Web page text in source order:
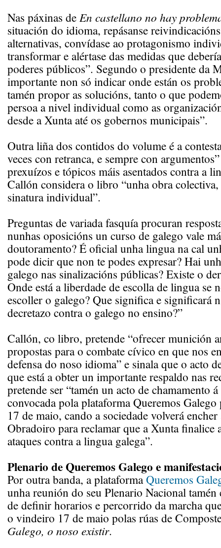
Nas páxinas de En castellano no hay
situación do idioma, repásanse
alternativas, convídase ao protagonismo
transformar e alértase das medidas que
poderes públicos”. Segundo o presidente da
importante non só indicar onde están os
tamén propor as solucións, tanto o que
persoa a nivel individual como as
desde a Xunta até os gobernos municipais”.
Outra liña dos contidos do volume é a
veces con retranca, e sempre con
prexuízos e tópicos máis asentados contra a
Callón considera o libro “unha obra colectiva,
sinatura individual”.
Preguntas de variada fasquía procuran
nunhas oposicións un curso de galego vale
doutoramento? É oficial unha lingua na cal
pode dicir que non te podes expresar? Hai
galego nas sinalizacións públicas? Existe o
Onde está a liberdade de escolla de lingua se
escoller o galego? Que significa e significará
decretazo contra o galego no ensino?”
Callón, co libro, pretende “ofrecer munición
propostas para o combate cívico en que nos
defensa do noso idioma” e sinala que o acto
que está a obter un importante respaldo nas
pretende ser “tamén un acto de chamamento
convocada pola plataforma Queremos
17 de maio, cando a sociedade volverá
Obradoiro para reclamar que a Xunta finalice
ataques contra a lingua galega”.
Plenario de Queremos Galego e
Por outra banda, a plataformaQueremos
unha reunión do seu Plenario Nacional tamén
de definir horarios e percorrido da marcha
o vindeiro 17 de maio polas rúas de
Galego, o noso existir.